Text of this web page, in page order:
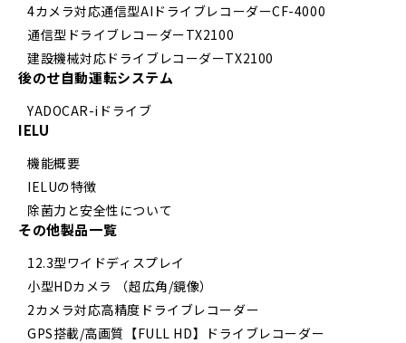
4カメラ対応通信型AIドライブレコーダーCF-4000
通信型ドライブレコーダーTX2100
建設機械対応ドライブレコーダーTX2100
後のせ自動運転システム
YADOCAR-iドライブ
IELU
機能概要
IELUの特徴
除菌力と安全性について
その他製品一覧
12.3型ワイドディスプレイ
小型HDカメラ （超広角/鏡像）
2カメラ対応高精度ドライブレコーダー
GPS搭載/高画質【FULL HD】ドライブレコーダー